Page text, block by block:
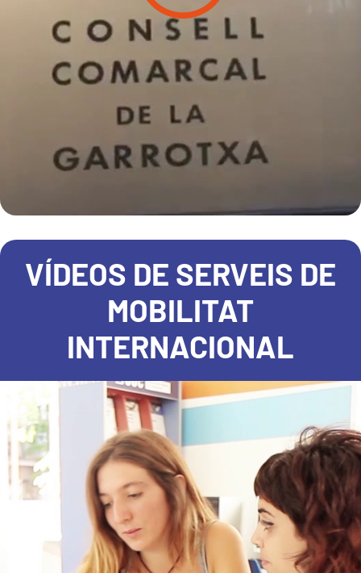
VÍDEOS DE SERVEIS DE
MOBILITAT
INTERNACIONAL